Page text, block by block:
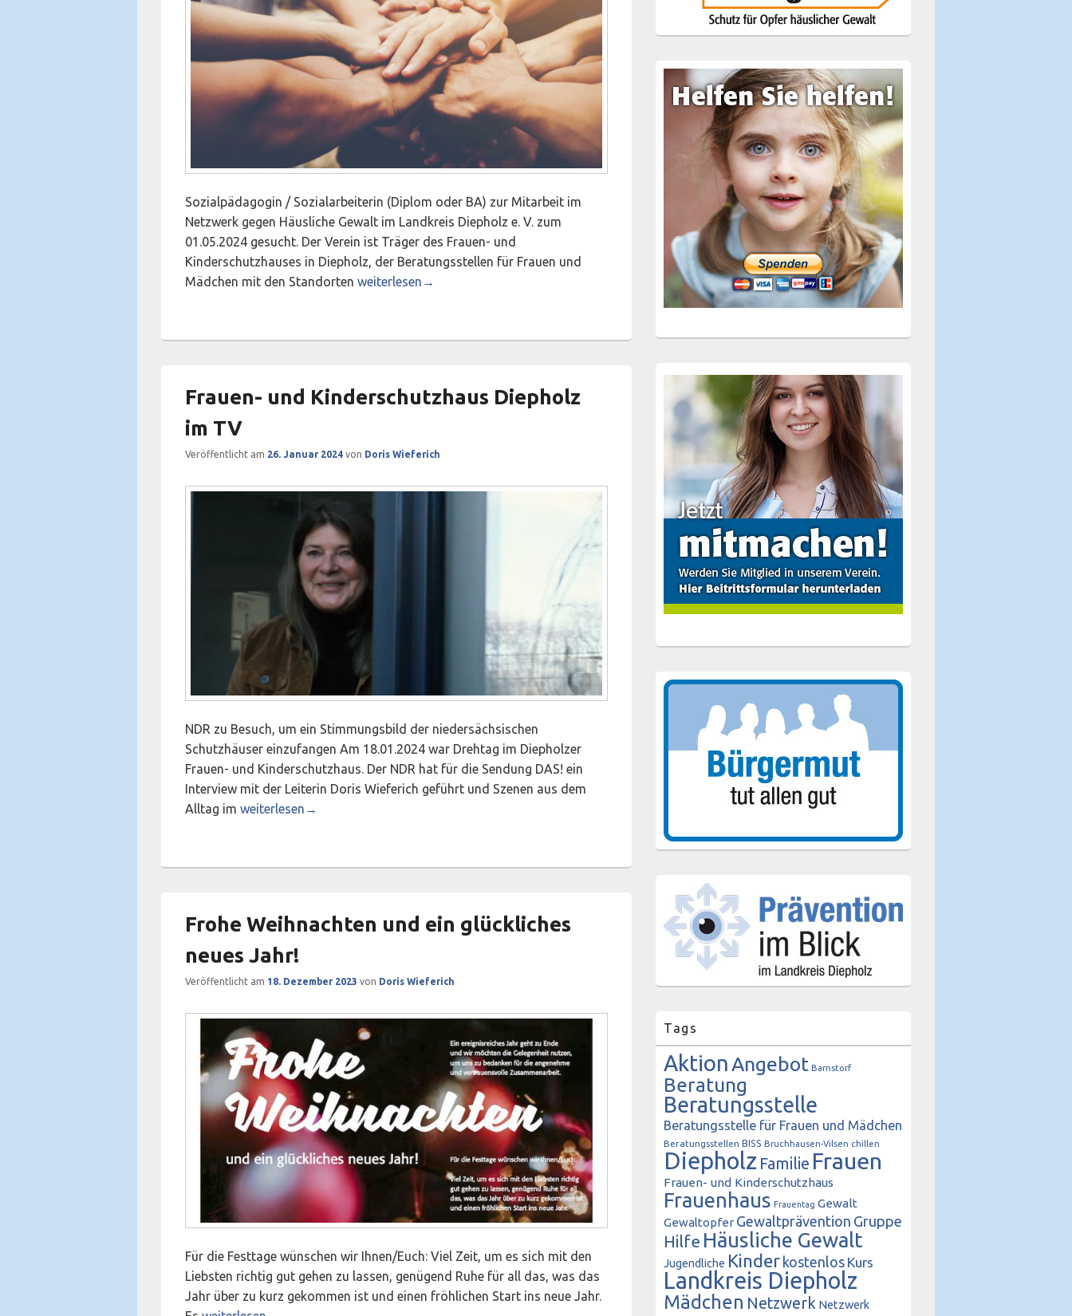
Sozialpädagogin / Sozialarbeiterin (Diplom oder BA) zur Mitarbeit im
Netzwerk gegen Häusliche Gewalt im Landkreis Diepholz e. V. zum
01.05.2024 gesucht. Der Verein ist Träger des Frauen- und
Kinderschutzhauses in Diepholz, der Beratungsstellen für Frauen und
Mädchen mit den Standorten Stellenausschreibung
weiterlesen →
Frauen- und Kinderschutzhaus Diepholz
im TV
Veröffentlicht am 26. Januar 2024 von Doris Wieferich
NDR zu Besuch, um ein Stimmungsbild der niedersächsischen
Schutzhäuser einzufangen Am 18.01.2024 war Drehtag im Diepholzer
Frauen- und Kinderschutzhaus. Der NDR hat für die Sendung DAS! ein
Interview mit der Leiterin Doris Wieferich geführt und Szenen aus dem
Alltag im Frauen- und Kinderschutzhaus Diepholz im TV
weiterlesen →
Frohe Weihnachten und ein glückliches
neues Jahr!
Veröffentlicht am 18. Dezember 2023 von Doris Wieferich
Für die Festtage wünschen wir Ihnen/Euch: Viel Zeit, um es sich mit den
Liebsten richtig gut gehen zu lassen, genügend Ruhe für all das, was das
Jahr über zu kurz gekommen ist und einen fröhlichen Start ins neue Jahr.
Tags
AktionAngebot Barnstorf
Beratung
Beratungsstelle
Beratungsstelle für Frauen und Mädchen
Beratungsstellen BISS Bruchhausen-Vilsen chillen
Diepholz Familie Frauen
Frauen- und Kinderschutzhaus
Frauenhaus Frauentag Gewalt
Gewaltopfer Gewaltprävention Gruppe
Hilfe Häusliche Gewalt
Jugendliche Kinder kostenlos Kurs
Landkreis Diepholz
Mädchen Netzwerk Netzwerk